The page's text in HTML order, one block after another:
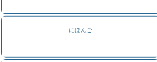
にほんご